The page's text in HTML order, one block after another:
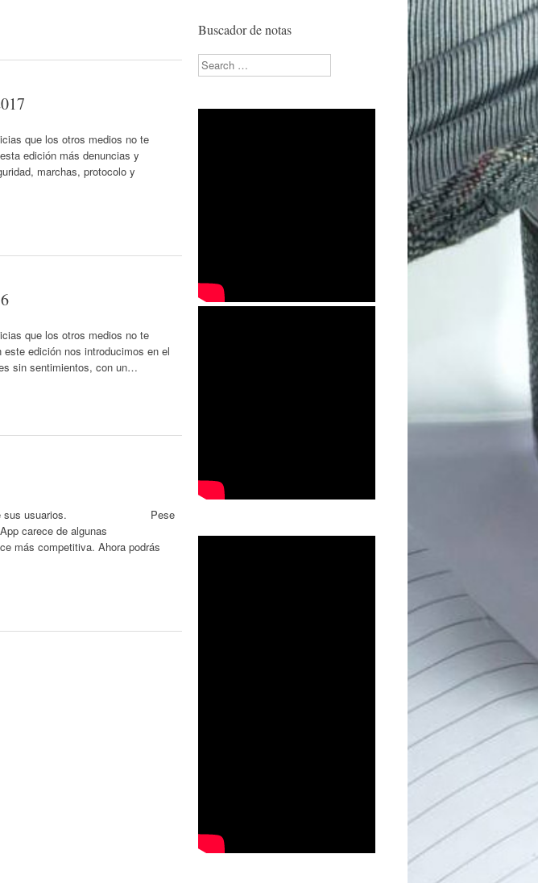
que los otros medios no te
edición más denuncias y
marchas, protocolo y
que los otros medios no te
edición nos introducimos en el
sin sentimientos, con un…
PDF entre sus usuarios. Pese
carece de algunas
más competitiva. Ahora podrás
Buscador de notas
Search